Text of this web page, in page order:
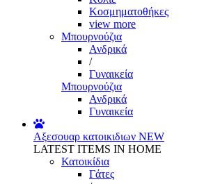
Κοσμηματοθήκες
view more
Μπουρνούζια
Ανδρικά
/
Γυναικεία
Μπουρνούζια
Ανδρικά
Γυναικεία
Αξεσουαρ κατοικιδιων NEW
LATEST ITEMS IN HOME
Κατοικίδια
Γάτες